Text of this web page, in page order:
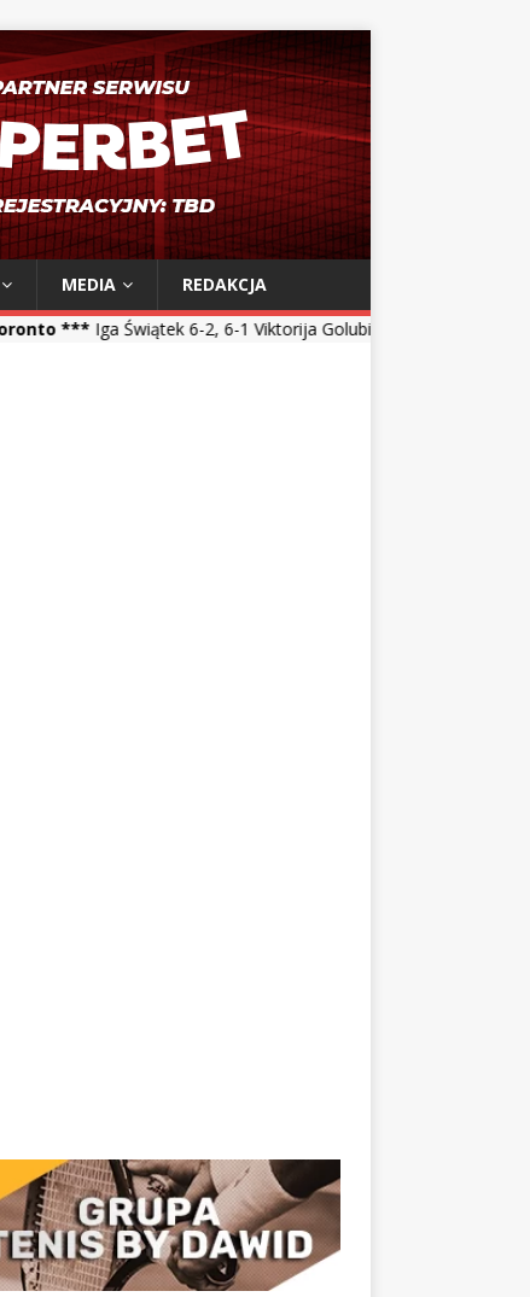
MEDIA
REDAKCJA
6-2, 6-1 Viktorija Golubic *** Maja Chwalińska 5-7, 1-6 Talia